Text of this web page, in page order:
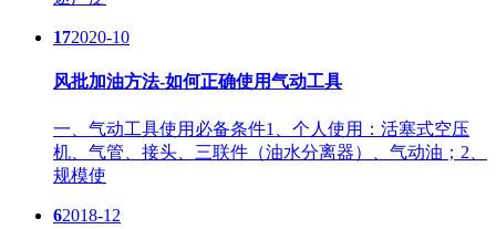
172020-10
风批加油方法-如何正确使用气动工具
一、气动工具使用必备条件1、个人使用：活塞式空压
机、气管、接头、三联件（油水分离器）、气动油；2、
规模使
62018-12